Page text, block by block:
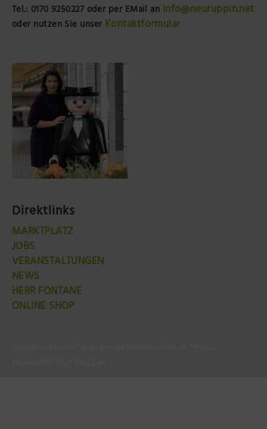
Tel.: 0170 9250227 oder per EMail an info@neuruppin.net
oder nutzen Sie unser Kontaktformular
Direktlinks
MARKTPLATZ
JOBS
VERANSTALTUNGEN
NEWS
HERR FONTANE
ONLINE SHOP